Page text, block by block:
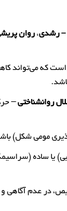
– رشدی،روان­
که می‌تواند
روانشناختی–
مومی شکل)
یا ساده
در عدم آگاهی و